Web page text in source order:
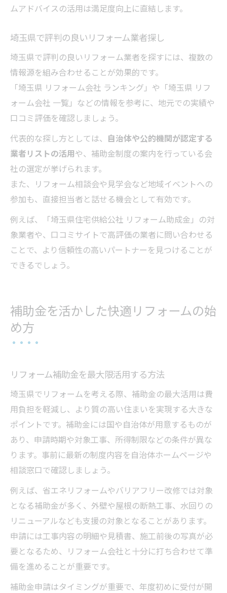
ムアドバイスの活用は満足度向上に直結します。
埼玉県で評判の良いリフォーム業者探し
埼玉県で評判の良いリフォーム業者を探すには、複数の
情報源を組み合わせることが効果的です。
「埼玉県 リフォーム会社 ランキング」や「埼玉県 リフ
ォーム会社 一覧」などの情報を参考に、地元での実績や
口コミ評価を確認しましょう。
代表的な探し方としては、 自治体や公的機関が認定する
業者リストの活用や、補助金制度の案内を行っている会
社の選定が挙げられます。
また、リフォーム相談会や見学会など地域イベントへの
参加も、直接担当者と話せる機会として有効です。
例えば、「埼玉県住宅供給公社 リフォーム助成金」の対
象業者や、口コミサイトで高評価の業者に問い合わせる
ことで、より信頼性の高いパートナーを見つけることが
できるでしょう。
補助金を活かした快適リフォームの始
め方
リフォーム補助金を最大限活用する方法
埼玉県でリフォームを考える際、補助金の最大活用は費
用負担を軽減し、より質の高い住まいを実現する大きな
ポイントです。補助金には国や自治体が用意するものが
あり、申請時期や対象工事、所得制限などの条件が異な
ります。事前に最新の制度内容を自治体ホームページや
相談窓口で確認しましょう。
例えば、省エネリフォームやバリアフリー改修では対象
となる補助金が多く、外壁や屋根の断熱工事、水回りの
リニューアルなども支援の対象となることがあります。
申請には工事内容の明細や見積書、施工前後の写真が必
要となるため、リフォーム会社と十分に打ち合わせて準
備を進めることが重要です。
補助金申請はタイミングが重要で、年度初めに受付が開